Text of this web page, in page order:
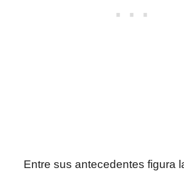
Entre sus antecedentes figura